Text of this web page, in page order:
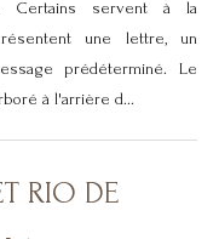
Certains servent à la
une lettre, un
prédéterminé. Le
à l'arrière d...
RIO DE